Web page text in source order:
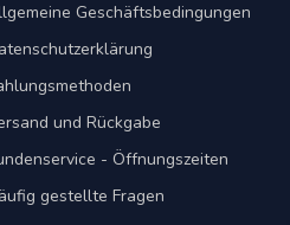
Geschäftsbedingungen
und Rückgabe
- Öffnungszeiten
gestellte Fragen